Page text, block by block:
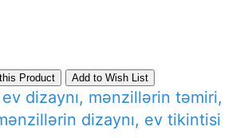
Product Add to Wish List
dizaynı, mənzillərin təmiri,
dizaynı, ev tikintisi